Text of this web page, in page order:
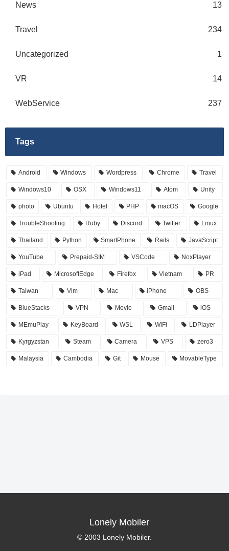
News 13
Travel 234
Uncategorized 1
VR 14
WebService 237
Tags
Android Windows Wordpress Chrome Travel
Windows10 OSX Windows11 Atom Unity
photo Ubuntu Hotel PHP macOS Google
TroubleShooting Ruby Discord Twitter Linux
Thailand Python SmartPhone Rails JavaScript
YouTube Prepaid-SIM VSCode NoxPlayer
iPad MicrosoftEdge Firefox Vietnam PR
Taiwan Vim Mac iPhone OBS
BlueStacks VPN Movie Gmail iOS
MEmuPlay KeyBoard WSL WiFi LDPlayer
Kyrgyzstan Steam Camera VPS zero3
Malaysia Cambodia Git Mouse MovableType
Lonely Mobiler
© 2003 Lonely Mobiler.